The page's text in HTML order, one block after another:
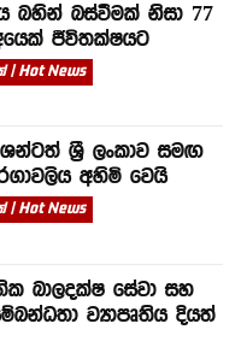
බහින් බස්වීමක් නිසා 77
ජීවිතක්ෂයට
Hot News
ශ්‍රී ලංකාව සමඟ
අහිමි වෙයි
Hot News
බාලදක්ෂ සේවා සහ
ව්‍යාපෘතිය දියත්